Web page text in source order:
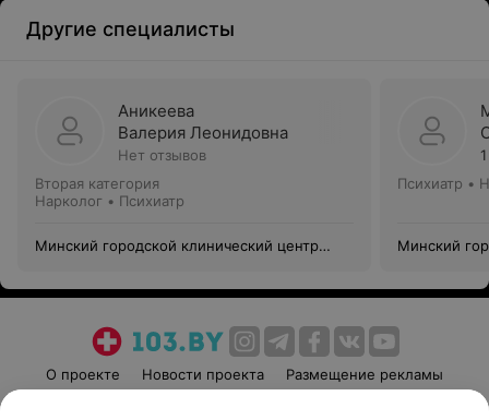
Другие специалисты
Аникеева
Валерия Леонидовна
Нет отзывов
Вторая категория
Нарколог • Психиатр
Минский городской клинический центр
Психиатр •
Минский
О проекте Новости проекта
Размещение рекламы